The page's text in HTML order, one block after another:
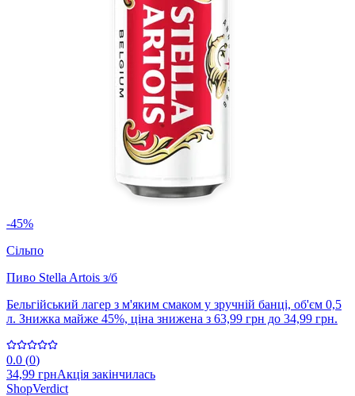
-45%
Сільпо
Пиво Stella Artois з/б
Бельгійський лагер з м'яким смаком у зручній банці, об'єм 0,5
л. Знижка майже 45%, ціна знижена з 63,99 грн до 34,99 грн.
0.0 (0)
34,99 грнАкція закінчилась
ShopVerdict